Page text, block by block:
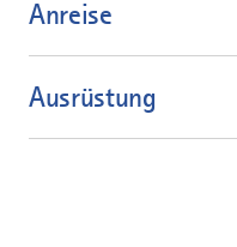
Anreise
Ausrüstung